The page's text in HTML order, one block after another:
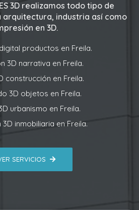
3Drealizamos todo tipo de
arquitectura, industria así como
en 3D.
productos en Freila.
3D narrativa en Freila.
construcción en Freila.
3D objetos en Freila.
urbanismo en Freila.
3D inmobiliaria en Freila.
SERVICIOS